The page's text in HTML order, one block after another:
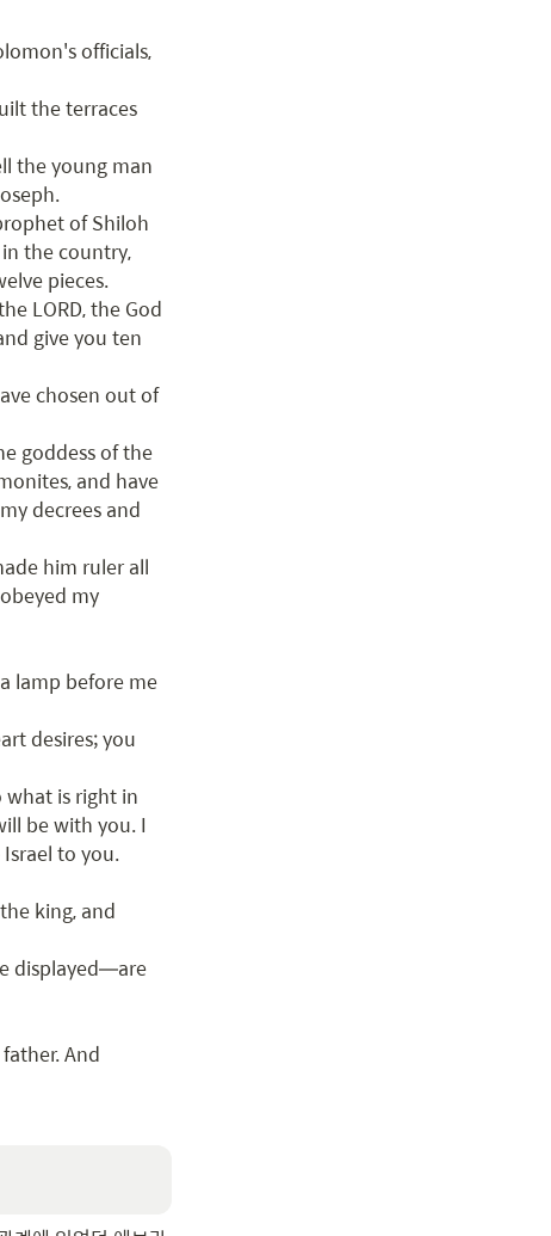
officials,
the terraces
the young man
of Shiloh
the country,
pieces.
LORD, the God
give you ten
chosen out of
goddess of the
and have
decrees and
him ruler all
my
lamp before me
desires; you
is right in
be with you. I
to you.
king, and
displayed—are
And